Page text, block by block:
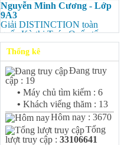
Nguyễn Minh Cương - Lớp
9A3
Giải DISTINCTION toàn
quốc Kỳ thi Toán Quốc tế
Kangaroo – IKMC 2020
Nguyễn Minh Cương - Lớp
9A3
Giải Ba kỳ thi chọn HSG cấp
tỉnh môn Toán.
Bùi Quang Minh - Lớp 9A3
Giải DISTINCTION Toàn
quốc Kỳ thi Toán Quốc tế
Kangaroo – IKMC 2020
Thống kê
Đang truy
cập : 19
• Máy chủ tìm kiếm : 6
• Khách viếng thăm : 13
Hôm nay : 3670
Tổng
lượt truy cập : 33106641